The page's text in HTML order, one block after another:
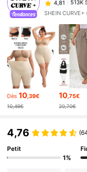
a***r est en
4,81
513K
4,81 513K
4,81 513K
4,81 513K
4,81 513K
513K
4,81 513K
4,81 513K
Dès 10,39€
10,49€
10 ,75€
20,70€
4,76
Petit
1%